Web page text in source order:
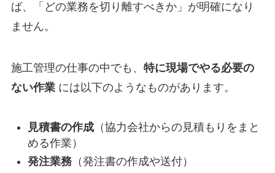
ば、「どの業務を切り離すべきか」が明確になり
ません。
施工管理の仕事の中でも、 特に現場でやる必要の
ない作業には以下のようなものがあります。
見積書の作成（協力会社からの見積もりをまと
める作業）
発注業務（発注書の作成や送付）